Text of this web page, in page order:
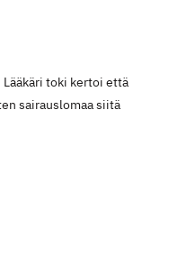
toki kertoi että
sairauslomaa siitä